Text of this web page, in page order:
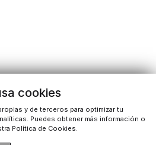
cookies
y de terceros para optimizar tu
Puedes obtener más información o
Política de Cookies.